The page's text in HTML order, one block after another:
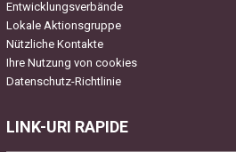
Entwicklungsverbände
Lokale Aktionsgruppe
Nützliche Kontakte
Ihre Nutzung von cookies
Datenschutz-Richtlinie
LINK-URI RAPIDE